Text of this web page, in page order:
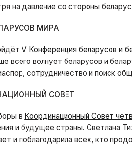
на давление со стороны
МИРА
V Конференция беларусов и
всего волнует беларусов и
сотрудничество и поиск
СОВЕТ
в Координационный Совет
и будущее страны. Светлана
и поблагодарила всех, кто